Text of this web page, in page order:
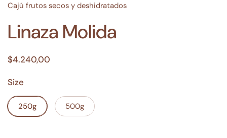
Cajú frutos secos y deshidratados
Linaza Molida
$4.240,00
Size
250g 500g